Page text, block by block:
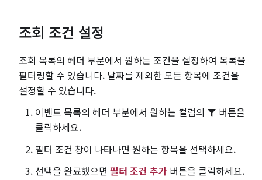
조회 조건 설정
조회 목록의 헤더 부분에서 원하는 조건을 설정하여 목록을
필터링할 수 있습니다. 날짜를 제외한 모든 항목에 조건을
설정할 수 있습니다.
이벤트 목록의 헤더 부분에서 원하는 컬럼의
버튼을
클릭하세요.
필터 조건 창이 나타나면 원하는 항목을 선택하세요.
선택을 완료했으면 필터 조건 추가 버튼을 클릭하세요.